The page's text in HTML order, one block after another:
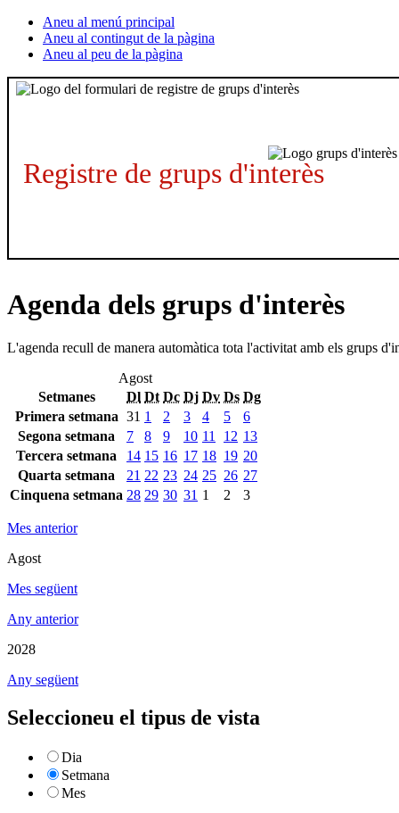
Aneu al menú principal
Aneu al contingut de la pàgina
Aneu al peu de la pàgina
Registre de grups d'interès
Agenda dels grups d'interès
L'agenda recull de manera automàtica tota l'activitat amb els grups
Agost
Setmanes
Dl Dt Dc Dj Dv Ds Dg
Primera setmana 31 1 2 3 4 5
6
Segona setmana
7 8 9 10 11 12 13
Tercera setmana
14 15 16 17 18 19 20
Quarta setmana
21 22 23 24 25 26 27
Cinquena setmana 28 29 30 31 1 2 3
Mes anterior
Agost
Mes següent
Any anterior
2028
Any següent
Seleccioneu el tipus de vista
Dia
Setmana
Mes